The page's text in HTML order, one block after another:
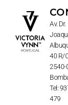
Av. Dr.
40 R/
2540-
Tel:
479